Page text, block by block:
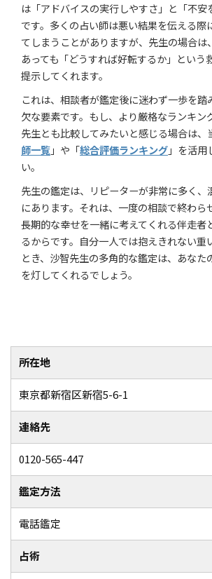
は「アドバイスの実行しやすさ」と「不安
です。多くの占い師は悪い結果を伝える際
てしまうことがありますが、先生の場合は
あっても「どうすれば好転するか」という
提示してくれます。
これは、相談者が鑑定後に迷わず一歩を踏
欠な要素です。もし、より厳格なランキン
先生とも比較してみたいと感じる場合は、
師一覧」や「総合評価ランキング」を活用
い。
先生の鑑定は、リピーターが非常に多く、
にあります。それは、一度の相談で終わら
長期的な幸せを一緒に考えてくれる伴走者
るからです。自分一人では抱えきれない重
とき、沙智先生の多角的な鑑定は、あなた
を灯してくれるでしょう。
所在地
東京都新宿区新宿5-6-1
連絡先
0120-565-447
鑑定方法
電話鑑定
占術